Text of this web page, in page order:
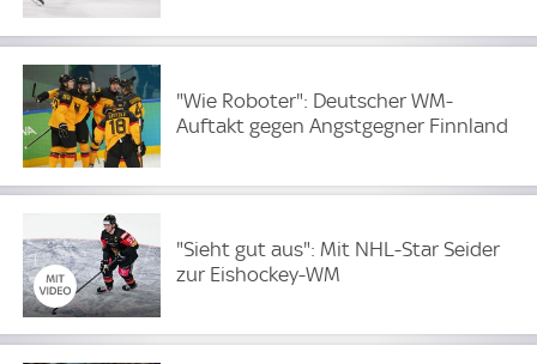
"Wie Roboter": Deutscher WM-
Auftakt gegen Angstgegner Finnland
"Sieht gut aus": Mit NHL-Star Seider
zur Eishockey-WM